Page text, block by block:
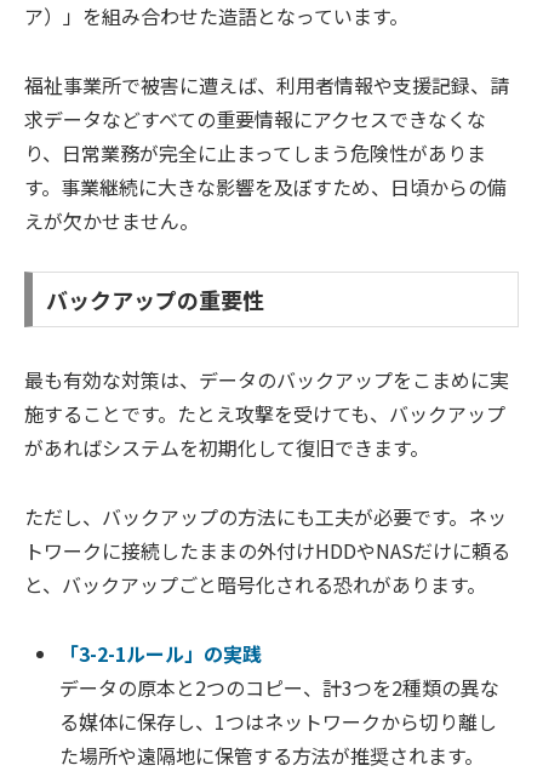
ア）」を組み合わせた造語となっています。
福祉事業所で被害に遭えば、利用者情報や支援記録、請
求データなどすべての重要情報にアクセスできなくな
り、日常業務が完全に止まってしまう危険性がありま
す。事業継続に大きな影響を及ぼすため、日頃からの備
えが欠かせません。
バックアップの重要性
最も有効な対策は、データのバックアップをこまめに実
施することです。たとえ攻撃を受けても、バックアップ
があればシステムを初期化して復旧できます。
ただし、バックアップの方法にも工夫が必要です。ネッ
トワークに接続したままの外付けHDDやNASだけに頼る
と、バックアップごと暗号化される恐れがあります。
「3-2-1ルール」の実践
データの原本と2つのコピー、計3つを2種類の異な
る媒体に保存し、1つはネットワークから切り離し
た場所や遠隔地に保管する方法が推奨されます。